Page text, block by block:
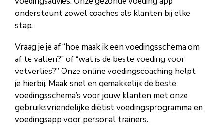
ondersteunt zowel coaches als klanten bij elke
stap.
Vraag je je af “hoe maak ik een voedingsschema om
af te vallen?” of “wat is de beste voeding voor
vetverlies?” Onze online voedingscoaching helpt
je hierbij. Maak snel en gemakkelijk de beste
voedingsschema’s voor jouw klanten met onze
gebruiksvriendelijke diëtist voedingsprogramma en
voedingsapp voor personal trainers.